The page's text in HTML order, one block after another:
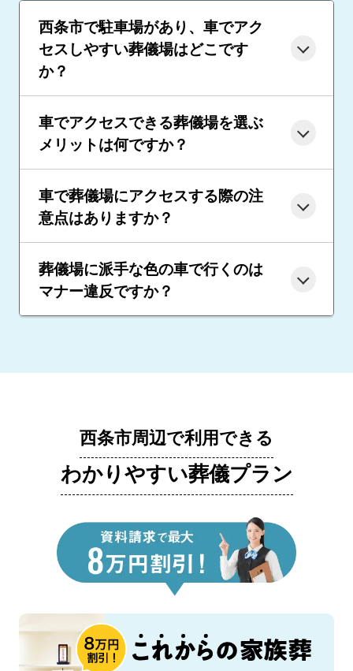
西条市で駐車場があり、車でアク
セスしやすい葬儀場はどこです
か？
車でアクセスできる葬儀場を選ぶ
メリットは何ですか？
車で葬儀場にアクセスする際の注
意点はありますか？
葬儀場に派手な色の車で行くのは
マナー違反ですか？
西条市周辺で利用できる
わかりやすい葬儀プラン